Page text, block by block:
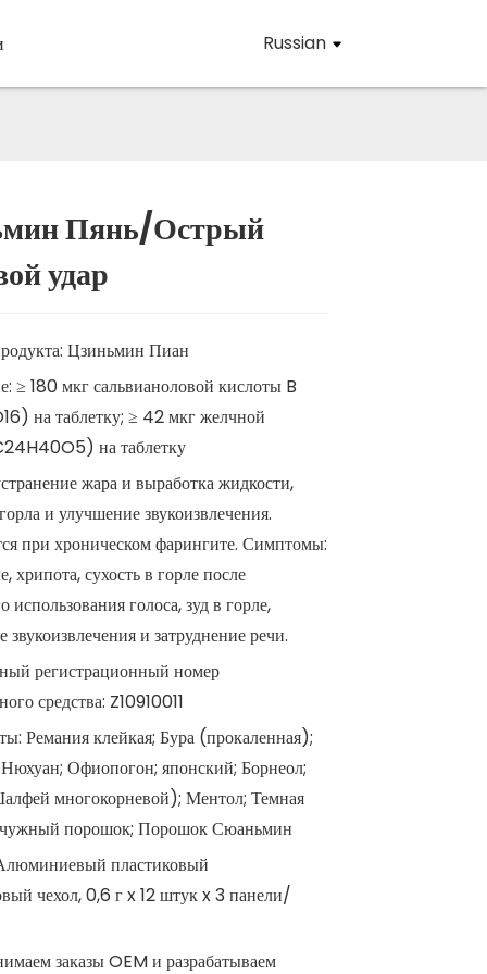
Russian
Loading...
Loading...Пянь/Острый
удар
Цзиньмин Пиан
≥ 180 мкг сальвианоловой кислоты B
на таблетку; ≥ 42 мкг желчной
на таблетку
жара и выработка жидкости,
и улучшение звукоизвлечения.
при хроническом фарингите. Симптомы:
хрипота, сухость в горле после
использования голоса, зуд в горле,
звукоизвлечения и затруднение речи.
регистрационный номер
средства: Z10910011
Ремания клейкая; Бура (прокаленная);
Офиопогон; японский; Борнеол;
многокорневой); Ментол; Темная
порошок; Порошок Сюаньмин
пластиковый
чехол, 0,6 г x 12 штук x 3 панели/
заказы OEM и разрабатываем